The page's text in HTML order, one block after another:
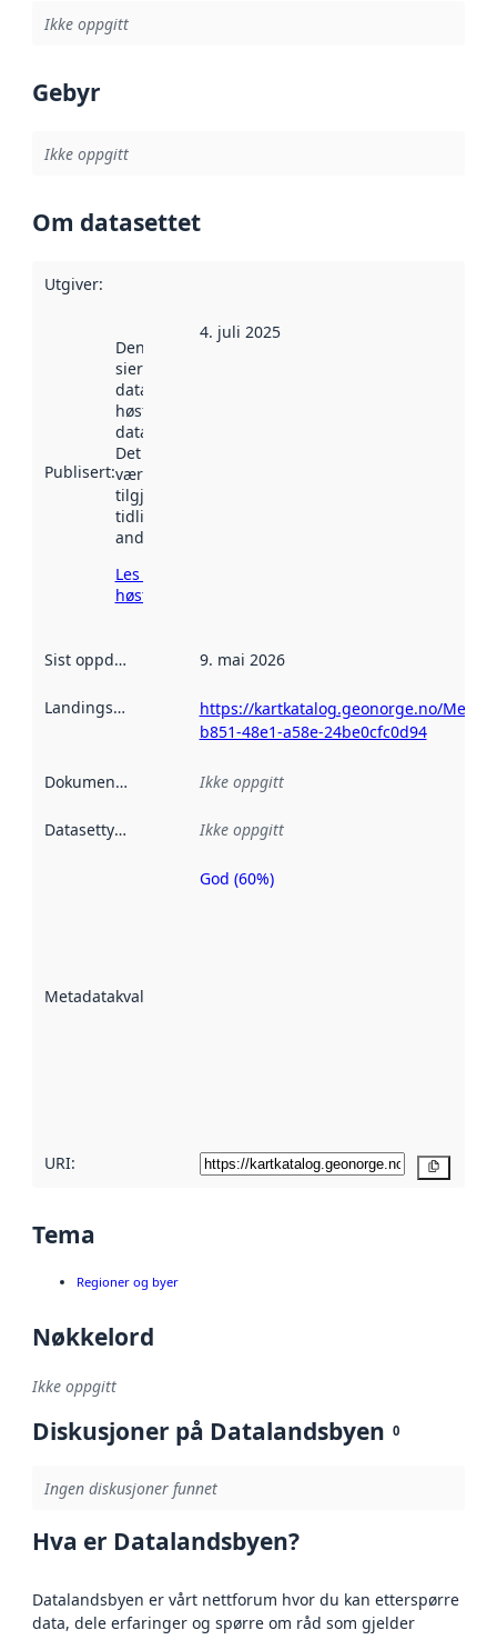
Ikke oppgitt
Gebyr
Ikke oppgitt
Om datasettet
Utgiver:
Publisert:
Denne datoen
sier når
datasettet ble
høstet av
data.norge.no.
Det kan ha
vært
tilgjengelig
tidligere
andre steder.
Les mer om
høsting her
4. juli 2025
Sist oppdatert 9. mai 2026
Landingsside
https://kartkatalog.geonorge.no/
b851-48e1-a58e-24be0cfc0d94
Dokumentasjon Ikke oppgitt
Datasettype Ikke oppgitt
Metadatakvalitet
Metadatakvalitet
God (60%)
URI:
Tema
Regioner og byer
Nøkkelord
Ikke oppgitt
Diskusjoner på Datalandsbyen 0
Ingen diskusjoner funnet
Hva er Datalandsbyen?
Datalandsbyen er vårt nettforum hvor du kan etterspørre
data, dele erfaringer og spørre om råd som gjelder